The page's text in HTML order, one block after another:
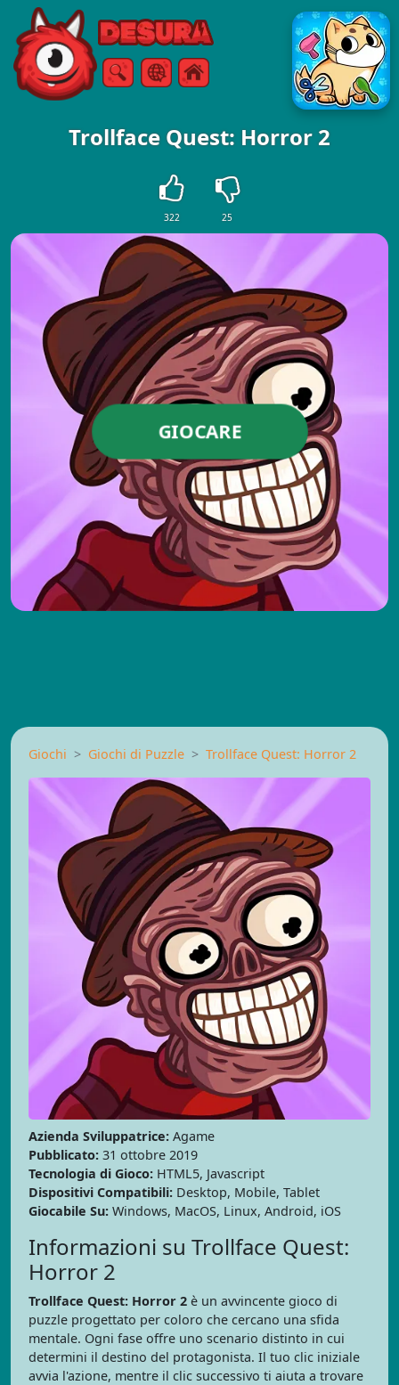
Free Online Games
RicercaMenù
Trollface Quest: Horror 2
322 25
GIOCARE
Giochi Giochi di Puzzle Trollface Quest: Horror 2
Azienda Sviluppatrice: Agame
Pubblicato: 31 ottobre 2019
Tecnologia di Gioco: HTML5, Javascript
Dispositivi Compatibili: Desktop, Mobile, Tablet
Giocabile Su: Windows, MacOS, Linux, Android, iOS
Informazioni su Trollface Quest:
Horror 2
Trollface Quest: Horror 2 è un avvincente gioco di
puzzle progettato per coloro che cercano una sfida
mentale. Ogni fase offre uno scenario distinto in cui
determini il destino del protagonista. Il tuo clic iniziale
avvia l'azione, mentre il clic successivo ti aiuta a trovare